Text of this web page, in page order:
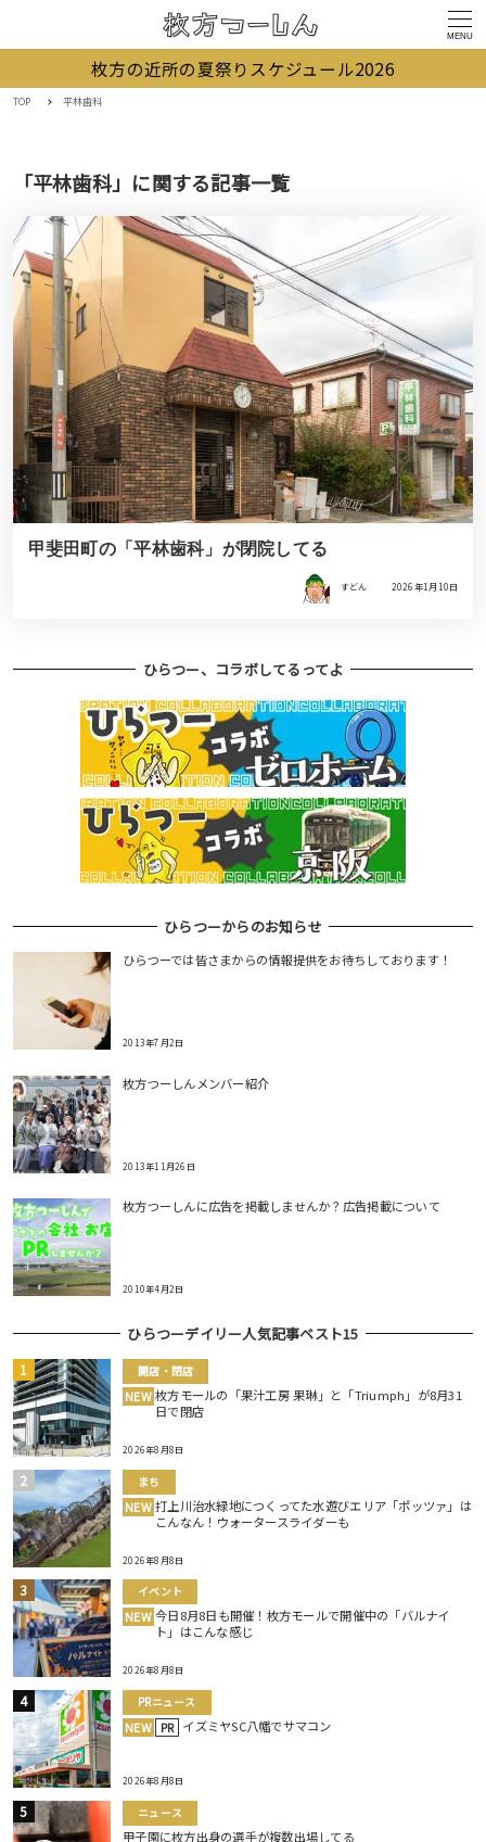
MENU
枚方の近所の夏祭りスケジュール2026
TOP 平林歯科
「平林歯科」に関する記事一覧
甲斐田町の「平林歯科」が閉院してる
すどん 2026年1月10日
ひらつー、コラボしてるってよ
ひらつーからのお知らせ
ひらつーでは皆さまからの情報提供をお待ちしております！
2013年7月2日
枚方つーしんメンバー紹介
2013年11月26日
枚方つーしんに広告を掲載しませんか？広告掲載について
2010年4月2日
ひらつーデイリー人気記事ベスト15
開店・閉店
NEW 枚方モールの「果汁工房 果琳」と「Triumph」が8月31
日で閉店
2026年8月8日
まち
NEW 打上川治水緑地につくってた水遊びエリア「ポッツァ」は
こんなん！ウォータースライダーも
2026年8月8日
イベント
NEW 今日8月8日も開催！枚方モールで開催中の「バルナイ
ト」はこんな感じ
2026年8月8日
PRニュース
NEW PR イズミヤSC八幡でサマコン
2026年8月8日
ニュース
甲子園に枚方出身の選手が複数出場してる